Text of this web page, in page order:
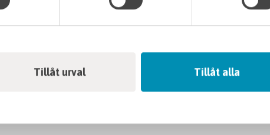
Tillåt urval Tillåt alla